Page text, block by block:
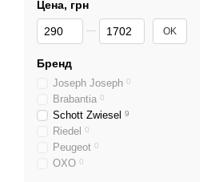
Цена, грн
От Цена, грн
До Цена, грн OK
Бренд
Joseph Joseph 0
Brabantia 0
Schott Zwiesel 9
Riedel 0
Peugeot 0
OXO 0